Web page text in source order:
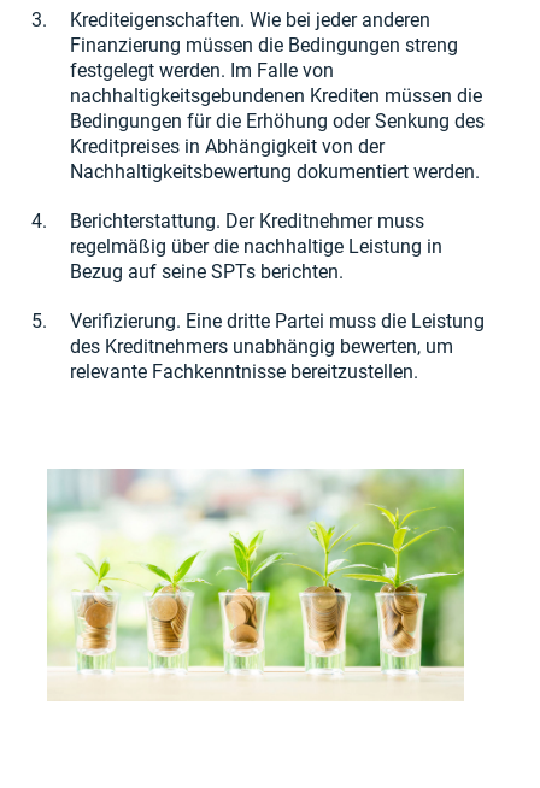
Krediteigenschaften. Wie bei jeder anderen
Finanzierung müssen die Bedingungen streng
festgelegt werden. Im Falle von
nachhaltigkeitsgebundenen Krediten müssen die
Bedingungen für die Erhöhung oder Senkung des
Kreditpreises in Abhängigkeit von der
Nachhaltigkeitsbewertung dokumentiert werden.
Berichterstattung. Der Kreditnehmer muss
regelmäßig über die nachhaltige Leistung in
Bezug auf seine SPTs berichten.
Verifizierung. Eine dritte Partei muss die Leistung
des Kreditnehmers unabhängig bewerten, um
relevante Fachkenntnisse bereitzustellen.